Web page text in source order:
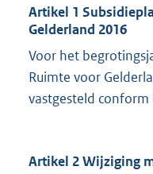
Artikel 1
Gelderland 2016
Voor het
Ruimte voor
vastgesteld
Artikel 2 Wijziging